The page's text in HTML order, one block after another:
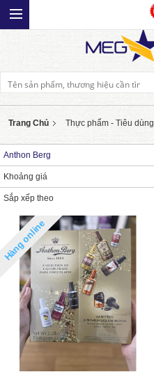
Trang Chủ Thực phẩm - Tiêu dùng
Anthon Berg
Khoảng giá
Sắp xếp theo
Hàng online